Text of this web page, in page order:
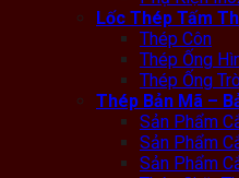
Lốc Thép Tấm
Thép Côn
Thép Ống
Thép Ống
Thép Bản Mã –
Sản Phẩm
Sản Phẩm
Sản Phẩm